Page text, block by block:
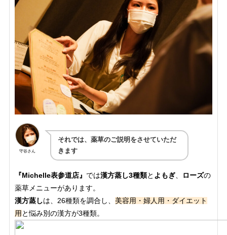
守谷さん
それでは、薬草のご説明をさせていただ
きます
『Michelle表参道店』 では漢方蒸し3種類と よもぎ、 ローズの
薬草メニューがあります。
漢方蒸しは、26種類を調合し、 美容用・婦人用・ダイエット
用 と悩み別の漢方が3種類。